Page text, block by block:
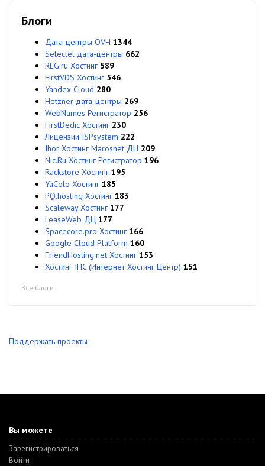
Блоги
Дата-центры OVH 1344
Selectel дата-центры 662
REG.ru Хостинг 589
FirstVDS Хостинг 546
Yandex Cloud 280
Hetzner дата-центры 269
WebNames Регистратор 256
FirstDedic Хостинг 230
Лицензии ISPsystem 222
Ihor Хостинг Marosnet ДЦ 209
Nic.Ru Хостинг Регистратор 196
Rackstore Хостинг 195
YaColo Хостинг 185
PQ.hosting Хостинг 183
Scaleway Хостинг 177
LeaseWeb ДЦ 177
Spacecore.pro Хостинг 166
Google Cloud Platform 160
FriendHosting.net Хостинг 153
Хостинг IHC (Интернет Хостинг Центр) 151
Все блоги
Поддержать проекты
Вы можете
Зарегистрироваться
Войти